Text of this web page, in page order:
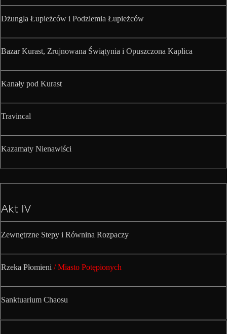
Dżungla Łupieżców i Podziemia Łupieżców
Bazar Kurast, Zrujnowana Świątynia i Opuszczona Kaplica
Kanały pod Kurast
Travincal
Kazamaty Nienawiści
Akt IV
Zewnętrzne Stepy i Równina Rozpaczy
Rzeka Płomieni / Miasto Potępionych
Sanktuarium Chaosu